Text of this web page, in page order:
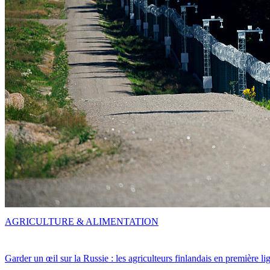
Garder un œil sur la Russie : les agriculteurs finlandais en première
AGRICULTURE & ALIMENTATION